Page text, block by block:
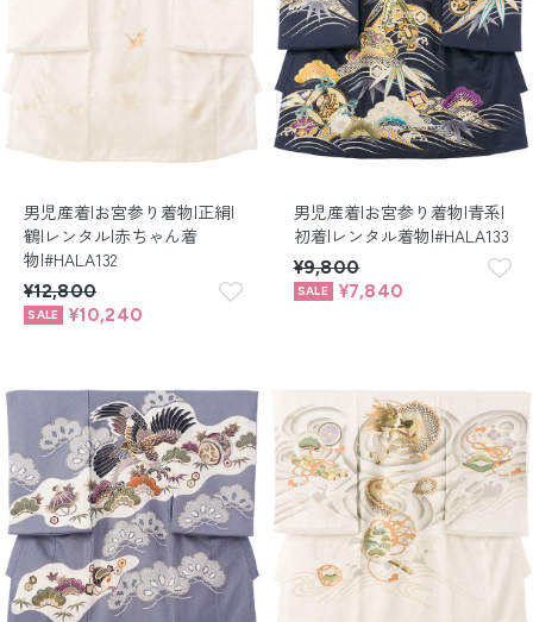
男児産着|お宮参り着物|正絹|
鶴|レンタル|赤ちゃん着
物|#HALA132
¥12,800
¥10,240
男児産着|お宮参り着物|青系|
初着|レンタル着物|#HALA133
¥9,800
¥7,840